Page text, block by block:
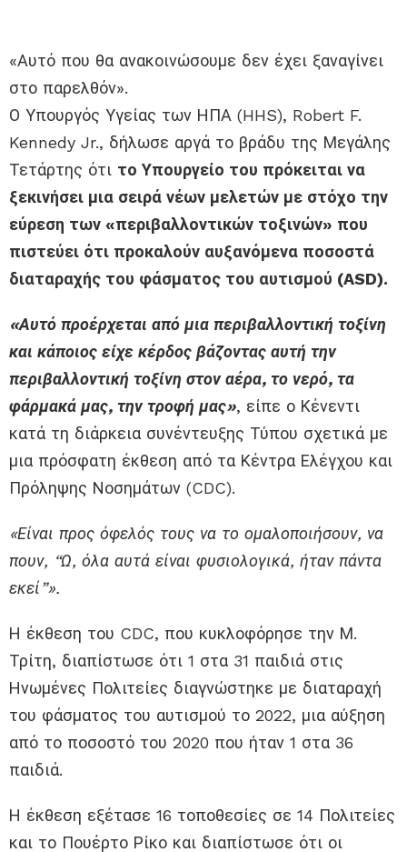
«Αυτό που θα ανακοινώσουμε δεν έχει ξαναγίνει
στο παρελθόν».
Ο Υπουργός Υγείας των ΗΠΑ (HHS), Robert F.
Kennedy Jr., δήλωσε αργά το βράδυ της Μεγάλης
Τετάρτης ότι το Υπουργείο του πρόκειται να
ξεκινήσει μια σειρά νέων μελετών με στόχο την
εύρεση των «περιβαλλοντικών τοξινών» που
πιστεύει ότι προκαλούν αυξανόμενα ποσοστά
διαταραχής του φάσματος του αυτισμού (ASD).
«Αυτό προέρχεται από μια περιβαλλοντική τοξίνη
και κάποιος είχε κέρδος βάζοντας αυτή την
περιβαλλοντική τοξίνη στον αέρα, το νερό, τα
φάρμακά μας, την τροφή μας», είπε ο Κένεντι
κατά τη διάρκεια συνέντευξης Τύπου σχετικά με
μια πρόσφατη έκθεση από τα Κέντρα Ελέγχου και
Πρόληψης Νοσημάτων (CDC).
«Είναι προς όφελός τους να το ομαλοποιήσουν, να
πουν, “Ω, όλα αυτά είναι φυσιολογικά, ήταν πάντα
εκεί”».
Η έκθεση του CDC, που κυκλοφόρησε την Μ.
Τρίτη, διαπίστωσε ότι 1 στα 31 παιδιά στις
Ηνωμένες Πολιτείες διαγνώστηκε με διαταραχή
του φάσματος του αυτισμού το 2022, μια αύξηση
από το ποσοστό του 2020 που ήταν 1 στα 36
παιδιά.
Η έκθεση εξέτασε 16 τοποθεσίες σε 14 Πολιτείες
και το Πουέρτο Ρίκο και διαπίστωσε ότι οι